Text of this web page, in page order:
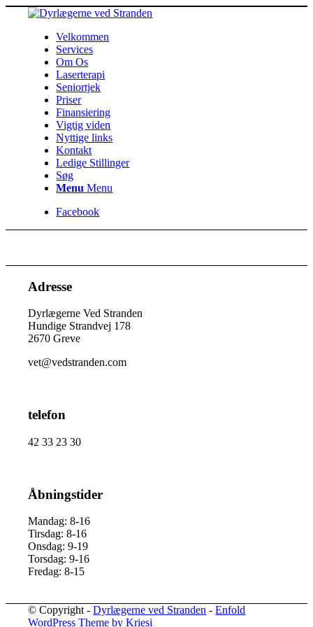
Velkommen
Services
Om Os
Laserterapi
Seniortjek
Priser
Finansiering
Vigtig viden
Nyttige links
Kontakt
Ledige Stillinger
Søg
Menu Menu
Facebook
Adresse
Dyrlægerne Ved Stranden
Hundige Strandvej 178
2670 Greve
vet@vedstranden.com
telefon
42 33 23 30
Åbningstider
Mandag: 8-16
Tirsdag: 8-16
Onsdag: 9-19
Torsdag: 9-16
Fredag: 8-15
© Copyright -Dyrlægerne ved Stranden -Enfold
WordPress Theme by Kriesi